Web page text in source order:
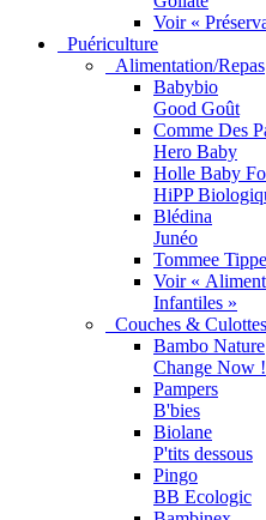
Voir «
Puériculture
Alimentation/Repas
Babybio
Good Goût
Comme Des
Hero Baby
Holle Baby
HiPP
Blédina
Junéo
Tommee
Voir «
Infantiles »
Couches & Culottes
Bambo Nature
Change Now !
Pampers
B'bies
Biolane
P'tits dessous
Pingo
BB Ecologic